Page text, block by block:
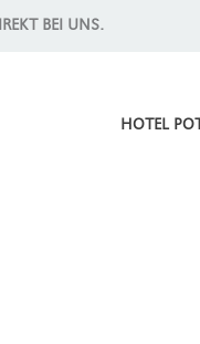
BEI UNS.
HOTEL